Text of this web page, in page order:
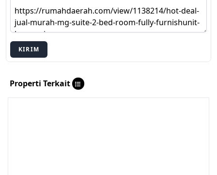
KIRIM
Properti Terkait